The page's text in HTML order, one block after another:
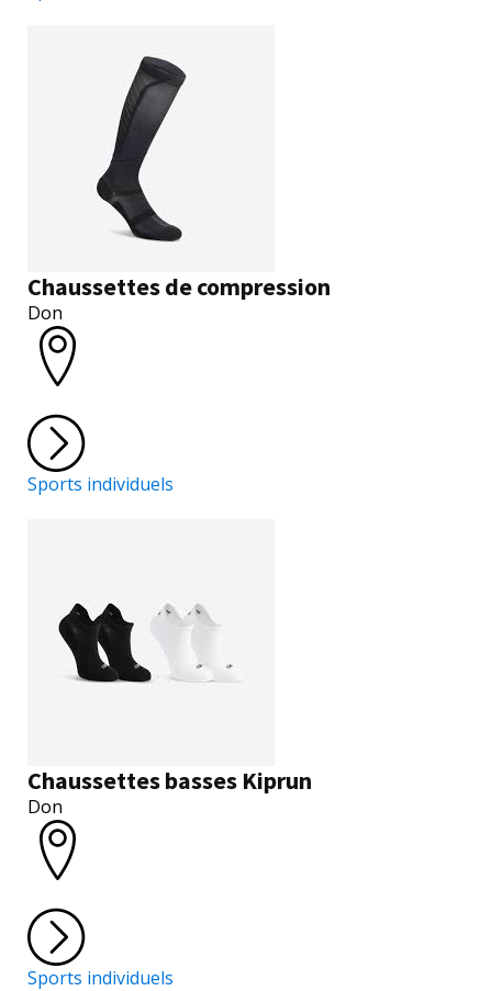
Chaussettes de compression
Don
Sports individuels
Chaussettes basses Kiprun
Don
Sports individuels